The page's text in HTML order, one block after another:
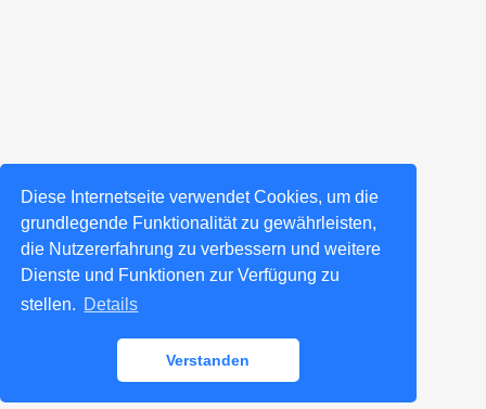
Diese Internetseite verwendet Cookies, um die
grundlegende Funktionalität zu gewährleisten,
die Nutzererfahrung zu verbessern und weitere
Dienste und Funktionen zur Verfügung zu
stellen. Details
Verstanden